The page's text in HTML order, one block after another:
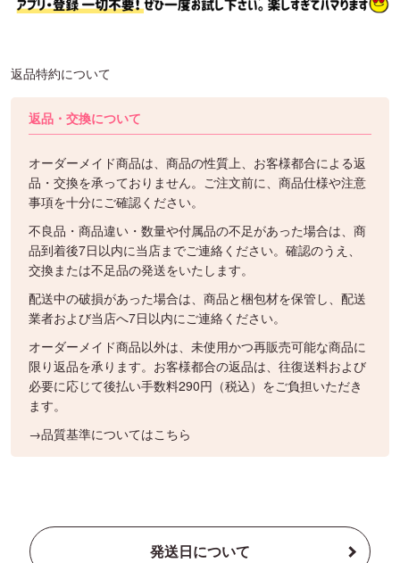
返品特約について
返品・交換について
オーダーメイド商品は、商品の性質上、お客様都合による返
品・交換を承っておりません。ご注文前に、商品仕様や注意
事項を十分にご確認ください。
不良品・商品違い・数量や付属品の不足があった場合は、商
品到着後7日以内に当店までご連絡ください。確認のうえ、
交換または不足品の発送をいたします。
配送中の破損があった場合は、商品と梱包材を保管し、配送
業者および当店へ7日以内にご連絡ください。
オーダーメイド商品以外は、未使用かつ再販売可能な商品に
限り返品を承ります。お客様都合の返品は、往復送料および
必要に応じて後払い手数料290円（税込）をご負担いただき
ます。
→品質基準についてはこちら
発送日について